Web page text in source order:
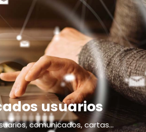
usuarios
comunicados, cartas...